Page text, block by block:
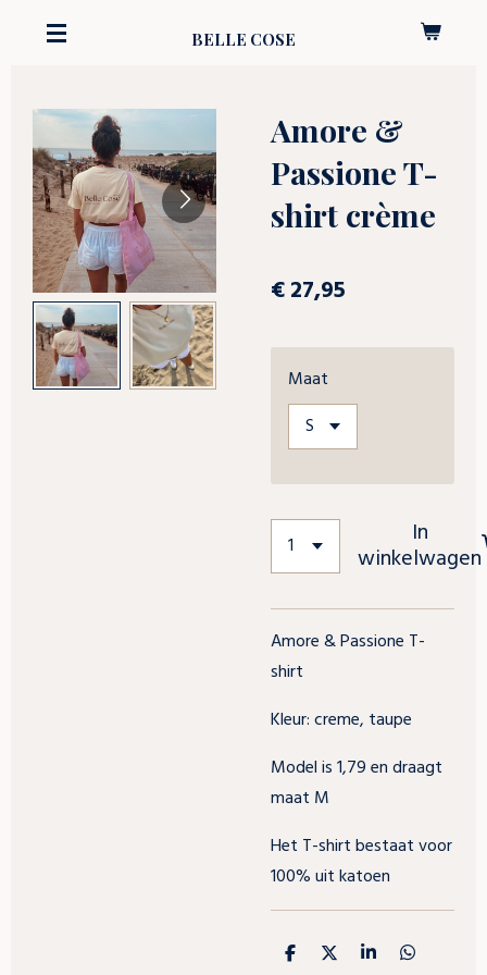
hoofdinhoud
BELLE COSE
Amore &
Passione T-
shirt crème
€ 27,95
Maat
In
winkelwagen
Amore & Passione T-
shirt
Kleur: creme, taupe
Model is 1,79 en draagt
maat M
Het T-shirt bestaat voor
100% uit katoen
D D S D